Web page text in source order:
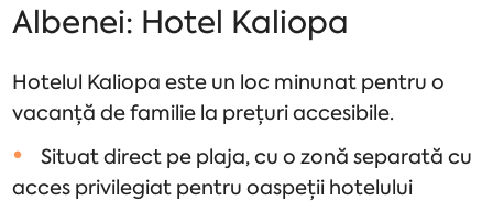
Albenei: Hotel Kaliopa
Hotelul Kaliopa este un loc minunat pentru o
vacanță de familie la prețuri accesibile.
Situat direct pe plaja, cu o zonă separată cu
acces privilegiat pentru oaspeții hotelului